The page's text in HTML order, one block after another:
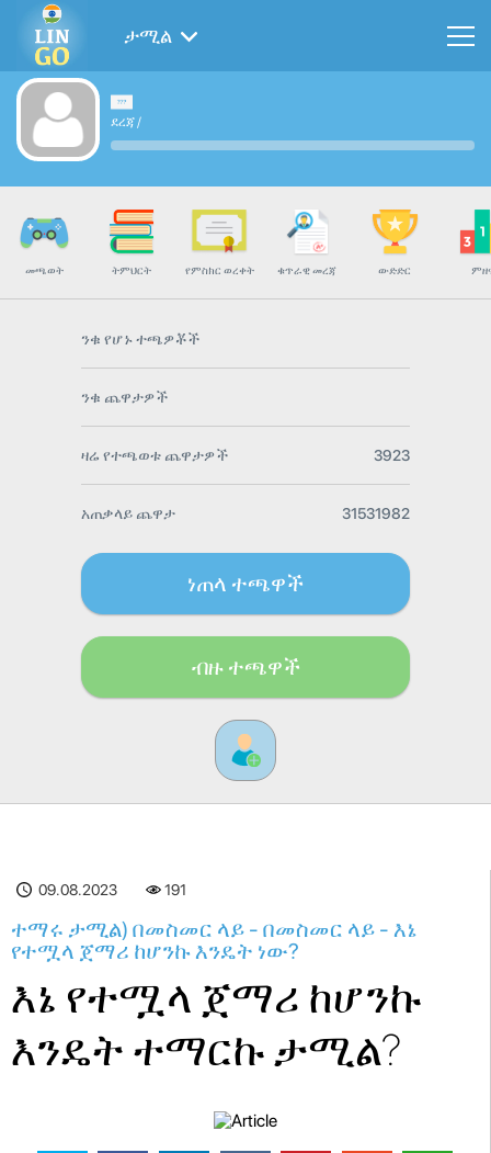
ታሚል
ደረጃ/
መጫወት ትምህርት የምስክር ወረቀት ቁጥራዊ መረጃ ውድድር
ንቁ የሆኑ ተጫዎቾች
ንቁ ጨዋታዎች
ዛሬ የተጫወቱ ጨዋታዎች 3923
አጠቃላይ ጨዋታ 31531982
ነጠላ ተጫዋች
ብዙ ተጫዋች
09.08.2023 191
ተማሩ ታሚል) በመስመር ላይ - በመስመር ላይ - እኔ
የተሟላ ጀማሪ ከሆንኩ እንዴት ነው?
እኔ የተሟላ ጀማሪ ከሆንኩ
እንዴት ተማርኩ ታሚል?